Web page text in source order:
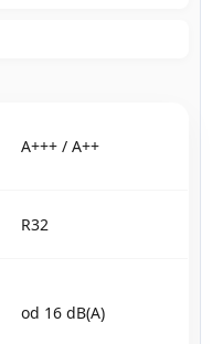
A+++ / A++
R32
od 16 dB(A)